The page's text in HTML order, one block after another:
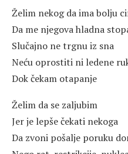
Želim nekog da ima bolju
Da me njegova hladna
Slučajno ne trgnu iz sna
Neću oprostiti ni ledene
Dok čekam otapanje
Želim da se zaljubim
Jer je lepše čekati nekoga
Da zvoni pošalje poruku